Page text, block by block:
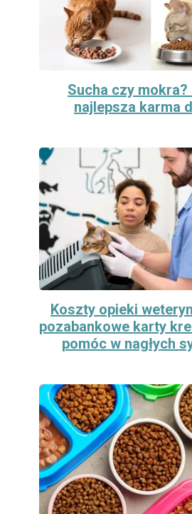
Sucha czy
najlepsza karma
Koszty opieki
pozabankowe karty
pomóc w nagłych